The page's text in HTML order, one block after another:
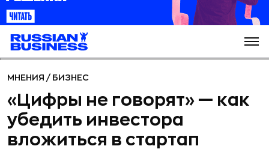
МНЕНИЯ / БИЗНЕС
«Цифры не говорят» — как
убедить инвестора
вложиться в стартап